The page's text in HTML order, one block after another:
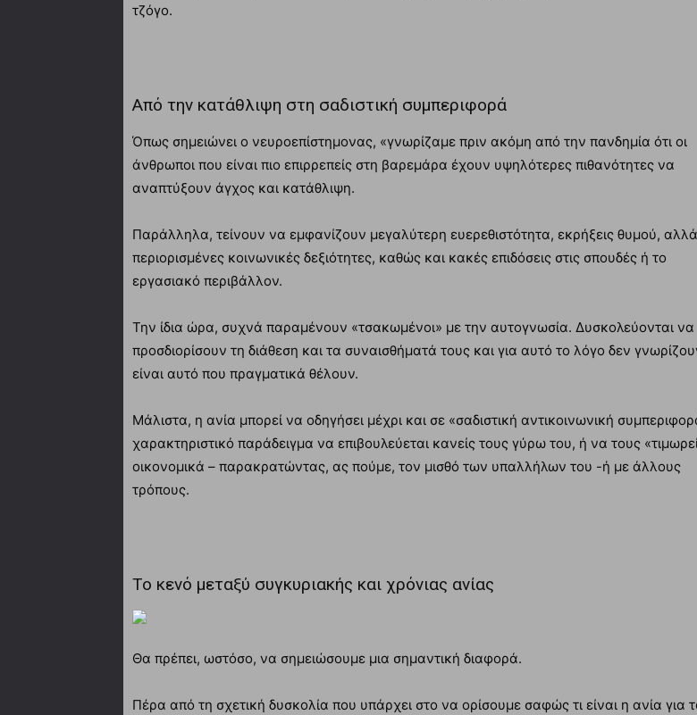
τζόγο.
Από την κατάθλιψη στη σαδιστική συμπεριφορά
Όπως σημειώνει ο νευροεπίστημονας, «γνωρίζαμε πριν ακόμη από την πανδημία ότι οι
άνθρωποι που είναι πιο επιρρεπείς στη βαρεμάρα έχουν υψηλότερες πιθανότητες να
αναπτύξουν άγχος και κατάθλιψη.
Παράλληλα, τείνουν να εμφανίζουν μεγαλύτερη ευερεθιστότητα, εκρήξεις θυμού,
περιορισμένες κοινωνικές δεξιότητες, καθώς και κακές επιδόσεις στις σπουδές ή το
εργασιακό περιβάλλον.
Την ίδια ώρα, συχνά παραμένουν «τσακωμένοι» με την αυτογνωσία. Δυσκολεύονται να
προσδιορίσουν τη διάθεση και τα συναισθήματά τους και για αυτό το λόγο δεν
είναι αυτό που πραγματικά θέλουν.
Μάλιστα, η ανία μπορεί να οδηγήσει μέχρι και σε «σαδιστική αντικοινωνική
χαρακτηριστικό παράδειγμα να επιβουλεύεται κανείς τους γύρω του, ή να τους
οικονομικά – παρακρατώντας, ας πούμε, τον μισθό των υπαλλήλων του -ή με άλλους
τρόπους.
Το κενό μεταξύ συγκυριακής και χρόνιας ανίας
Θα πρέπει, ωστόσο, να σημειώσουμε μια σημαντική διαφορά.
Πέρα από τη σχετική δυσκολία που υπάρχει στο να ορίσουμε σαφώς τι είναι η ανία για